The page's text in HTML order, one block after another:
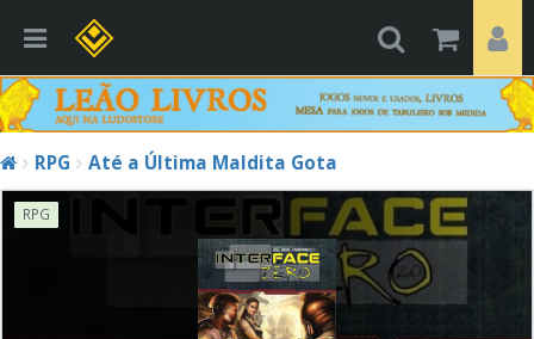
RPG Até a Última Maldita Gota
RPG